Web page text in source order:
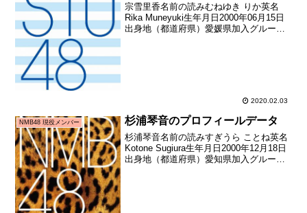
宗雪里香名前の読みむねゆき りか英名
Rika Muneyuki生年月日2000年06月15日
出身地（都道府県）愛媛県加入グループ
2020.02.03
NMB48 現役メンバー 杉浦琴音のプロフィールデータ
杉浦琴音名前の読みすぎうら ことね英名
Kotone Sugiura生年月日2000年12月18日
出身地（都道府県）愛知県加入グループ